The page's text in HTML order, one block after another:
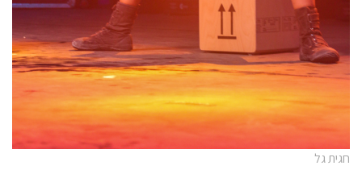
חגית גל